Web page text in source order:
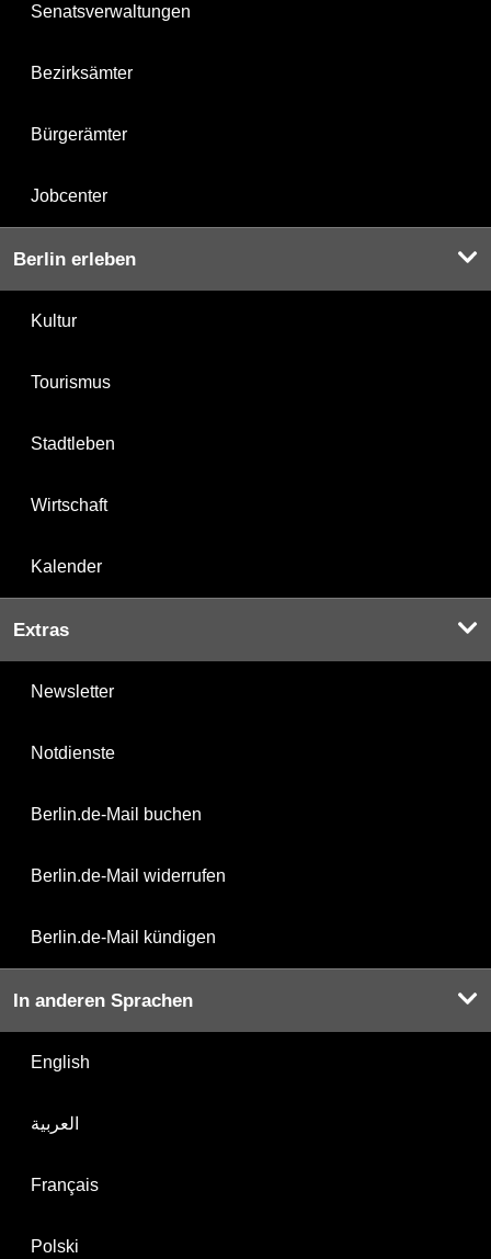
Senatsverwaltungen
Bezirksämter
Bürgerämter
Jobcenter
Berlin erleben
Kultur
Tourismus
Stadtleben
Wirtschaft
Kalender
Extras
Newsletter
Notdienste
Berlin.de-Mail buchen
Berlin.de-Mail widerrufen
Berlin.de-Mail kündigen
In anderen Sprachen
English
العربية
Français
Polski